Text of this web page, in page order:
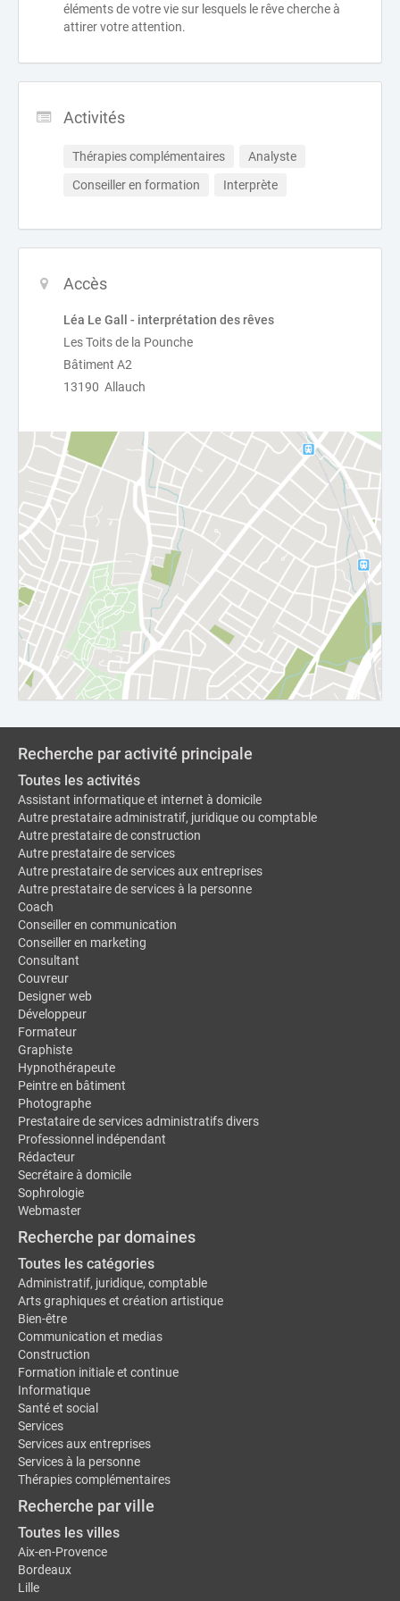
éléments de votre vie sur lesquels le rêve cherche à
attirer votre attention.
Activités
Thérapies complémentaires
Analyste
Conseiller en formation
Interprète
Accès
Léa Le Gall - interprétation des rêves
Les Toits de la Pounche
Bâtiment A2
13190 Allauch
Recherche par activité principale
Toutes les activités
Assistant informatique et internet à domicile
Autre prestataire administratif, juridique ou comptable
Autre prestataire de construction
Autre prestataire de services
Autre prestataire de services aux entreprises
Autre prestataire de services à la personne
Coach
Conseiller en communication
Conseiller en marketing
Consultant
Couvreur
Designer web
Développeur
Formateur
Graphiste
Hypnothérapeute
Peintre en bâtiment
Photographe
Prestataire de services administratifs divers
Professionnel indépendant
Rédacteur
Secrétaire à domicile
Sophrologie
Webmaster
Recherche par domaines
Toutes les catégories
Administratif, juridique, comptable
Arts graphiques et création artistique
Bien-être
Communication et medias
Construction
Formation initiale et continue
Informatique
Santé et social
Services
Services aux entreprises
Services à la personne
Thérapies complémentaires
Recherche par ville
Toutes les villes
Aix-en-Provence
Bordeaux
Lille